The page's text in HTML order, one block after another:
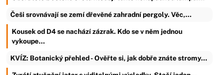
Češi srovnávají se zemí dřevěné zahradní pergoly. Věc,…
Kousek od D4 se nachází zázrak. Kdo se v něm jednou
vykoupe…
KVÍZ: Botanický přehled - Ověřte si, jak dobře znáte stromy…